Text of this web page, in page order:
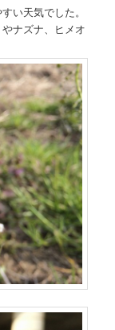
い天気でした。
ナズナ、ヒメオ